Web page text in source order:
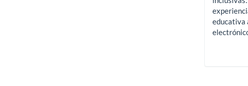
educativa